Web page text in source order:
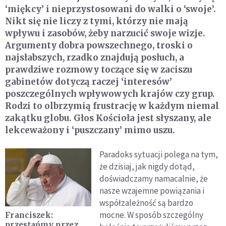
‘miękcy’ i nieprzystosowani do walki o ‘swoje’.
Nikt się nie liczy z tymi, którzy nie mają
wpływu i zasobów, żeby narzucić swoje wizje.
Argumenty dobra powszechnego, troski o
najsłabszych, rzadko znajdują posłuch, a
prawdziwe rozmowy toczące się w zaciszu
gabinetów dotyczą raczej ‘interesów’
poszczególnych wpływowych krajów czy grup.
Rodzi to olbrzymią frustrację w każdym niemal
zakątku globu. Głos Kościoła jest słyszany, ale
lekceważony i ‘puszczany’ mimo uszu.
Franciszek:
Paradoks sytuacji polega na tym,
że dzisiaj, jak nigdy dotąd,
doświadczamy namacalnie, że
nasze wzajemne powiązania i
współzależność są bardzo
mocne. W sposób szczególny